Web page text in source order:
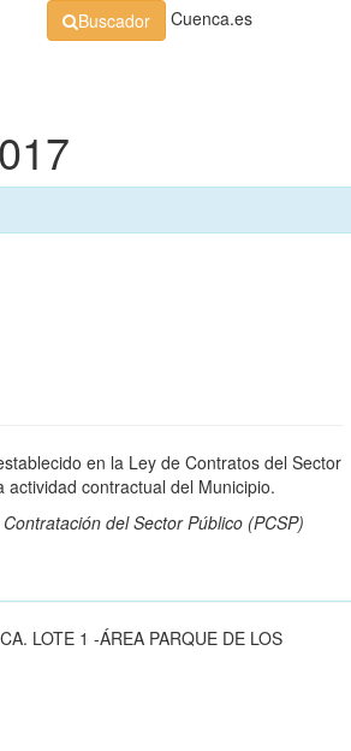
Buscador Cuenca.es
en la Ley de Contratos del Sector
contractual del Municipio.
del Sector Público(PCSP)
LOTE 1 -ÁREA PARQUE DE LOS